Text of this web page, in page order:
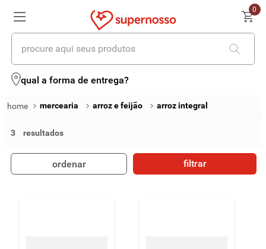
0
procure aqui seus produtos
qual a forma de entrega?
mercearia arroz e feijão arroz integral
3
ordenar filtrar
termos mais buscados
4º iogurte